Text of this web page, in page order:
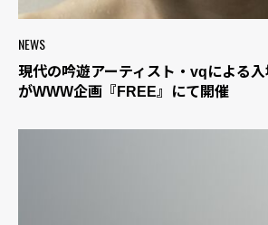
NEWS
現代の吟遊アーティスト・vqによる
がWWW企画『FREE』にて開催